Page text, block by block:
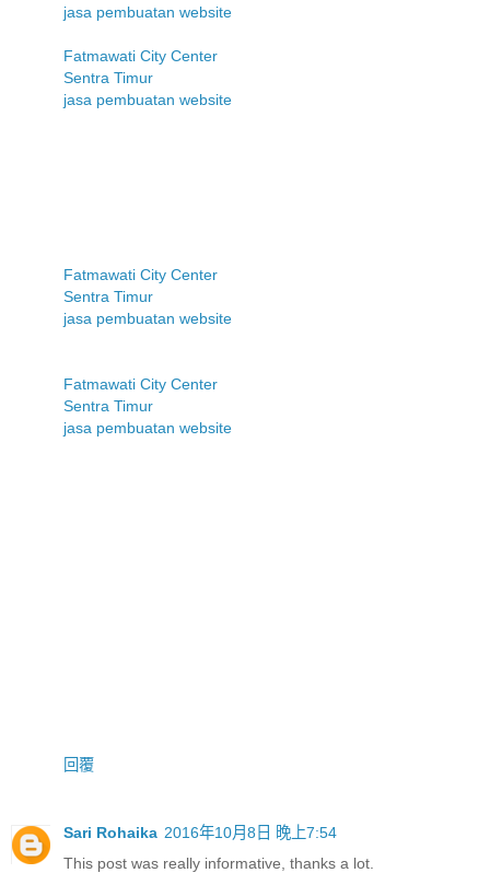
jasa pembuatan website
Fatmawati City Center
Sentra Timur
jasa pembuatan website
Fatmawati City Center
Sentra Timur
jasa pembuatan website
Fatmawati City Center
Sentra Timur
jasa pembuatan website
回覆
Sari Rohaika 2016年10月8日 晚上7:54
This post was really informative, thanks a lot.